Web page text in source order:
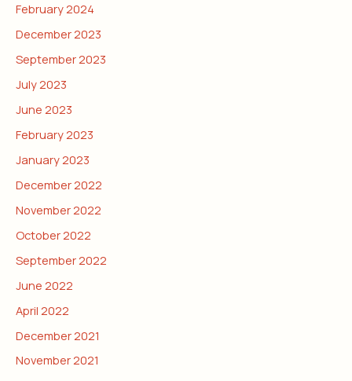
February 2024
December 2023
September 2023
July 2023
June 2023
February 2023
January 2023
December 2022
November 2022
October 2022
September 2022
June 2022
April 2022
December 2021
November 2021